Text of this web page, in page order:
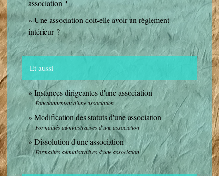
association ?
Une association doit-elle avoir un règlement
intérieur ?
Et aussi
Instances dirigeantes d'une association
Fonctionnement d'une association
Modification des statuts d'une association
Formalités administratives d'une association
Dissolution d'une association
Formalités administratives d'une association